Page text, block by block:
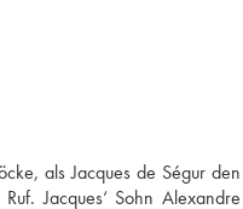
als Jacques de Ségur den
Jacques‘ Sohn Alexandre